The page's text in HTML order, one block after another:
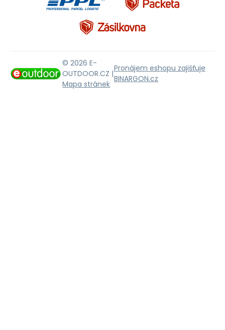
© 2026 E-
OUTDOOR.CZ |
Mapa stránek
Pronájem eshopu zajišťuje
BINARGON.cz